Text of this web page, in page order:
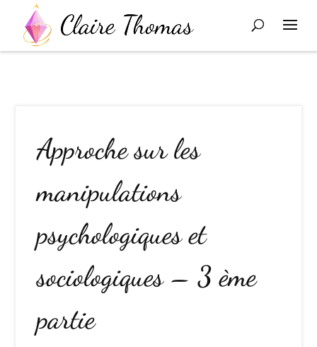
Approche sur les
manipulations
psychologiques et
sociologiques – 3 ème
partie